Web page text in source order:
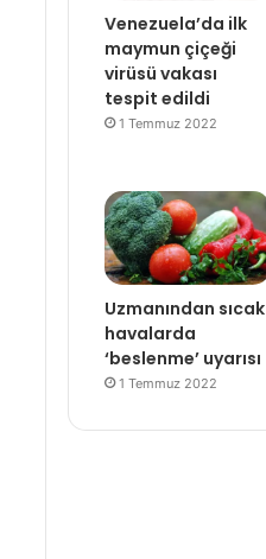
Venezuela’da ilk
maymun çiçeği
virüsü vakası
tespit edildi
1 Temmuz 2022
Uzmanından sıcak
havalarda
‘beslenme’ uyarısı
1 Temmuz 2022